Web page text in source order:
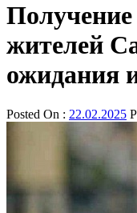
жителей
ожидания
Posted On : 22.02.2025